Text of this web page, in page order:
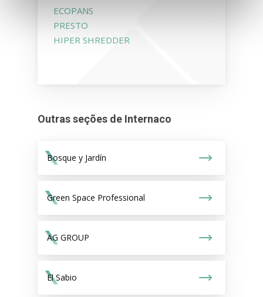
ECOPANS
PRESTO
HIPER SHREDDER
Outras seções de Internaco
Bosque y Jardín
Green Space Professional
AG GROUP
El Sabio